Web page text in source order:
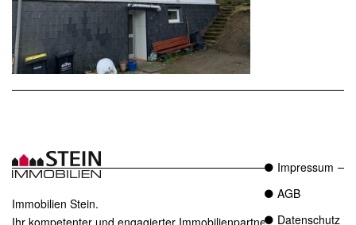
Immobilien Stein.
Ihr kompetenter und engagierter Immobilienpartner in Essen.
Impressum
AGB
Datenschutz